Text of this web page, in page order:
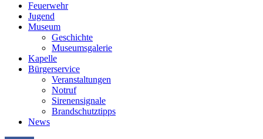
Feuerwehr
Jugend
Museum
Geschichte
Museumsgalerie
Kapelle
Bürgerservice
Veranstaltungen
Notruf
Sirenensignale
Brandschutztipps
News